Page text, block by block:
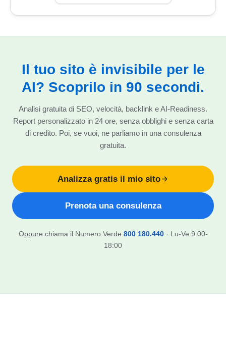
Il tuo sito è invisibile per le
AI? Scoprilo in 90 secondi.
Analisi gratuita di SEO, velocità, backlink e AI-Readiness.
Report personalizzato in 24 ore, senza obblighi e senza carta
di credito. Poi, se vuoi, ne parliamo in una consulenza
gratuita.
Analizza gratis il mio sito
Prenota una consulenza
Oppure chiama il Numero Verde 800 180.440· Lu-Ve 9:00-
18:00